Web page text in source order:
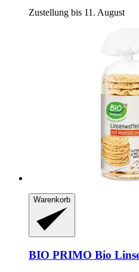
Zustellung bis 11. August
Warenkorb
BIO PRIMO Bio